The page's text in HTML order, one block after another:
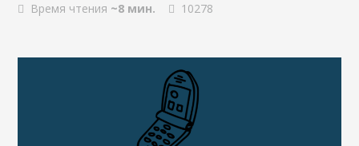
Время чтения ~8 мин. 10278